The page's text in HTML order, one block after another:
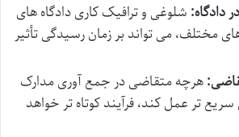
دادگاه: شلوغی و ترافیک کاری دادگاه های
مختلف، می تواند بر زمان رسیدگی تأثیر
هرچه متقاضی در جمع آوری مدارک
تر عمل کند، فرآیند کوتاه تر خواهد